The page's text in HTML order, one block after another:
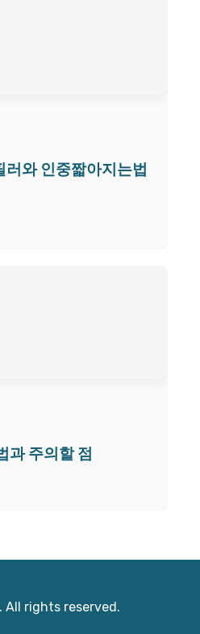
와 인중짧아지는법
과 주의할 점
All rights reserved.